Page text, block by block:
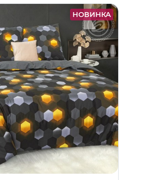
НОВИНКА